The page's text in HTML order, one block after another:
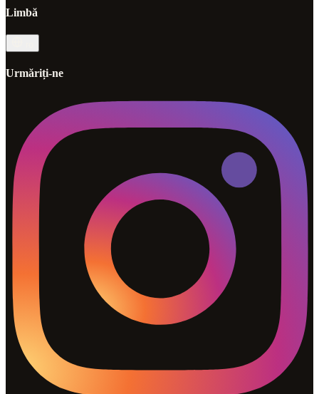
Limbă
Urmăriți-ne